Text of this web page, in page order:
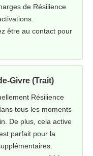
de Résilience
être au contact pour
Givre (Trait)
Résilience
tous les moments
De plus, cela active
parfait pour la